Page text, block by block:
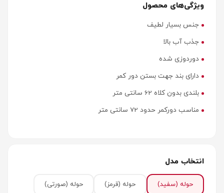
ویژگی‌های محصول
جنس بسیار لطیف
جذب آب بالا
دوردوزی شده
دارای بند جهت بستن دور کمر
بلندی بدون کلاه 62 سانتی متر
مناسب دورکمر حدود 72 سانتی متر
انتخاب مدل
حوله (سفید) حوله (قرمز) حوله (صورتی)